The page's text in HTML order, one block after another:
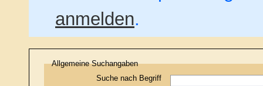
anmelden.
Allgemeine Suchangaben
Suche nach Begriff